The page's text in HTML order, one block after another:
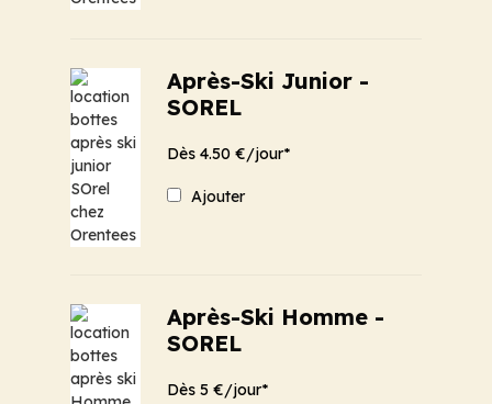
Après-Ski Junior -
SOREL
Dès 4.50 €/jour*
Ajouter
Après-Ski Homme -
SOREL
Dès 5 €/jour*